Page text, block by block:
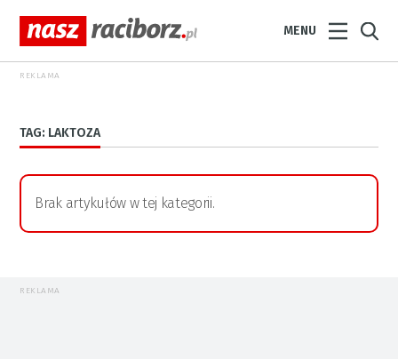
MENU
REKLAMA
TAG: LAKTOZA
Brak artykułów w tej kategorii.
REKLAMA